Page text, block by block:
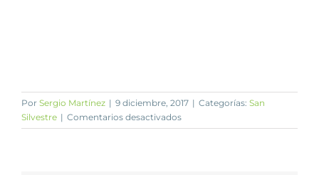
Por Sergio Martínez | 9 diciembre, 2017 | Categorías: San
Silvestre | Comentarios desactivadosen
San